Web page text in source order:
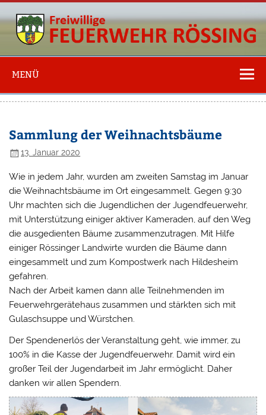
Freiwillige
Feuerwehr
Rössing
MENÜ
Sammlung der Weihnachtsbäume
13. Januar 2020
Wie in jedem Jahr, wurden am zweiten Samstag im Januar
die Weihnachtsbäume im Ort eingesammelt. Gegen 9:30
Uhr machten sich die Jugendlichen der Jugendfeuerwehr,
mit Unterstützung einiger aktiver Kameraden, auf den Weg
die ausgedienten Bäume zusammenzutragen. Mit Hilfe
einiger Rössinger Landwirte wurden die Bäume dann
eingesammelt und zum Kompostwerk nach Hildesheim
gefahren.
Nach der Arbeit kamen dann alle Teilnehmenden im
Feuerwehrgerätehaus zusammen und stärkten sich mit
Gulaschsuppe und Würstchen.
Der Spendenerlös der Veranstaltung geht, wie immer, zu
100% in die Kasse der Jugendfeuerwehr. Damit wird ein
großer Teil der Jugendarbeit im Jahr ermöglicht. Daher
danken wir allen Spendern.